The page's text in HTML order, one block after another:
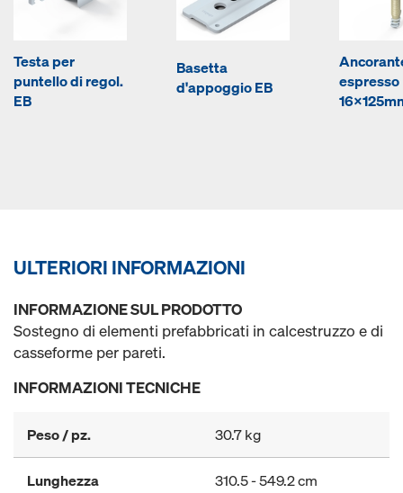
Testa per
puntello di regol.
EB
Basetta
d'appoggio EB
espresso
ULTERIORI INFORMAZIONI
INFORMAZIONE SUL PRODOTTO
Sostegno di elementi prefabbricati in calcestruzzo e di
casseforme per pareti.
INFORMAZIONI TECNICHE
Peso / pz. 30.7 kg
Lunghezza 310.5 - 549.2 cm